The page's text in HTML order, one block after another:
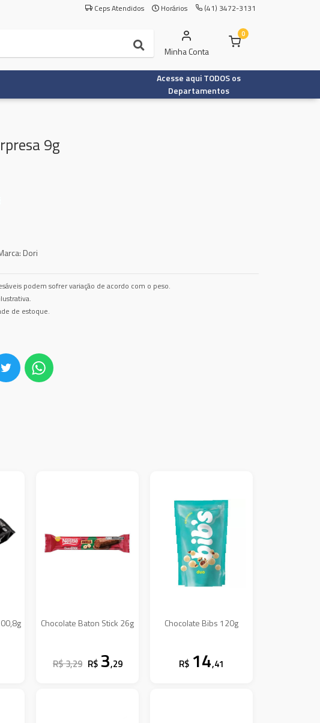
Ceps Atendidos Horários (41) 3472-3131
Minha Conta
0
Acesse aqui TODOS os
Departamentos
9g
Dori
podem sofrer variação de acordo com o peso.
de estoque.
Chocolate Baton Stick 26g
R$ 3,29 R$ 3,29
Chocolate Bibs 120g
R$ 14,41